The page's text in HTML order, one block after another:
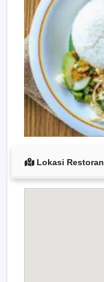
Lokasi Restoran